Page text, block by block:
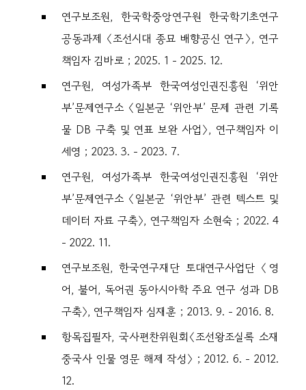
연구보조원, 한국학중앙연구원 한국학기초연구
공동과제 〈조선시대 종묘 배향공신 연구〉, 연구
책임자 김바로 ; 2025. 1 - 2025. 12.
연구원, 여성가족부 한국여성인권진흥원 ‘위안
부’문제연구소 〈일본군 ‘위안부’ 문제 관련 기록
물 DB 구축 및 연표 보완 사업〉, 연구책임자 이
세영 ; 2023. 3. - 2023. 7.
연구원, 여성가족부 한국여성인권진흥원 ‘위안
부’문제연구소 〈일본군 ‘위안부’ 관련 텍스트 및
데이터 자료 구축〉, 연구책임자 소현숙 ; 2022. 4
- 2022. 11.
연구보조원, 한국연구재단 토대연구사업단 〈영
어, 불어, 독어권 동아시아학 주요 연구 성과 DB
구축〉, 연구책임자 심재훈 ; 2013. 9. - 2016. 8.
항목집필자, 국사편찬위원회〈조선왕조실록 소재
중국사 인물 영문 해제 작성〉 ; 2012. 6. - 2012.
12.